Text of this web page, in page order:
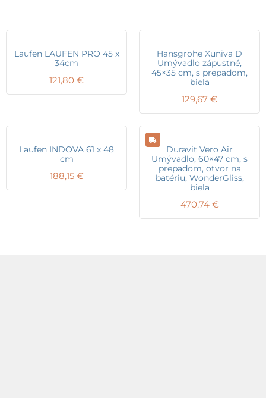
Laufen LAUFEN PRO 45 x
34cm
121,80 €
Hansgrohe Xuniva D
Umývadlo zápustné,
45×35 cm, s prepadom,
biela
129,67 €
Laufen INDOVA 61 x 48
cm
188,15 €
Duravit Vero Air
Umývadlo, 60×47 cm, s
prepadom, otvor na
batériu, WonderGliss,
biela
470,74 €